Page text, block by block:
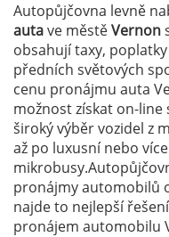
Autopůjčovna levně
autave městěVernon
obsahují taxy,
předních světových
cenu pronájmu auta
možnost získat on-line
široký výběr vozidel z
až po luxusní nebo
pronájmy automobilů
najde to nejlepší
pronájem automobilu